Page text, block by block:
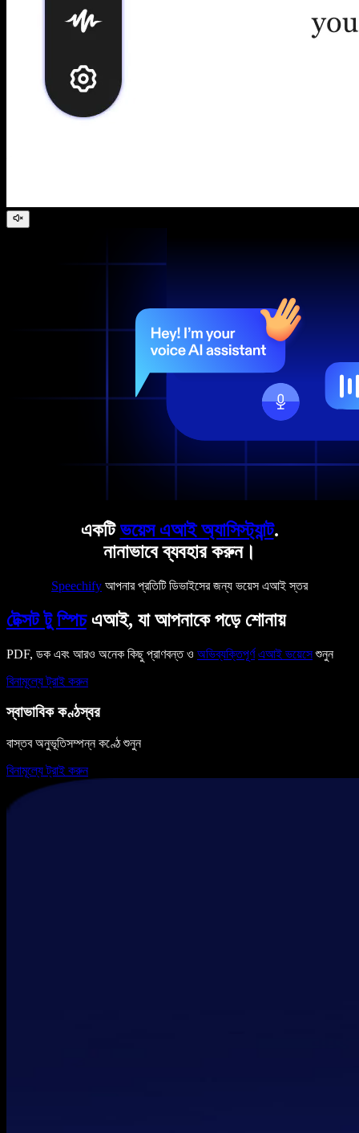
একটিভয়েস এআই অ্যাসিস্ট্যান্ট.
নানাভাবে ব্যবহার করুন।
Speechify আপনার প্রতিটি ডিভাইসের জন্য ভয়েস এআই স্তর
টেক্সট টু স্পিচএআই, যা আপনাকে পড়ে শোনায়
PDF, ডক এবং আরও অনেক কিছু প্রাণবন্ত ও অভিব্যক্তিপূর্ণ এআই ভয়েসেশুনুন
বিনামূল্যে ট্রাই করুন
স্বাভাবিক কণ্ঠস্বর
বাস্তব অনুভূতিসম্পন্ন কণ্ঠে শুনুন
বিনামূল্যে ট্রাই করুন